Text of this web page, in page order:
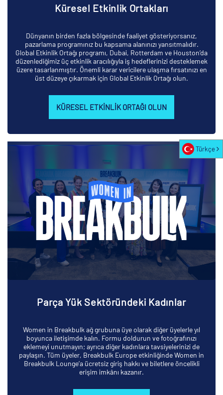
Küresel Etkinlik Ortakları
Dünyanın birden fazla bölgesinde faaliyet gösteriyorsanız,
pazarlama programınız bu kapsama alanınızı yansıtmalıdır.
Global Etkinlik Ortağı programı, Dubai, Rotterdam ve Houston’da
düzenlediğimiz üç etkinlik aracılığıyla iş hedeflerinizi desteklemek
üzere tasarlanmıştır. Önemli karar vericilere ulaşma fırsatınızı en
üst düzeye çıkarmak için Global Etkinlik Ortağı olun.
KÜRESEL ETKINLIK ORTAĞI OLUN
Parça Yük Sektöründeki Kadınlar
Women in Breakbulk ağ grubuna üye olarak diğer üyelerle yıl
boyunca iletişimde kalın. Formu doldurun ve fotoğrafınızı
eklemeyi unutmayın; ayrıca diğer kadınlara tavsiyelerinizi de
paylaşın. Tüm üyeler, Breakbulk Europe etkinliğinde Women in
Breakbulk Lounge’a ücretsiz giriş hakkı ve biletlere öncelikli
erişim imkânı kazanır.
Türkçe